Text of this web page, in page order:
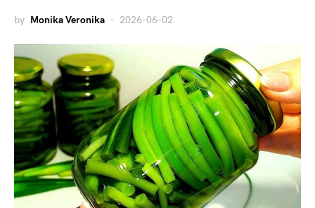
by Monika Veronika 2026-06-02